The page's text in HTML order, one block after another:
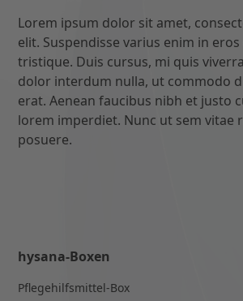
Lorem ipsum dolor sit amet,
elit. Suspendisse varius enim in
tristique. Duis cursus, mi quis
dolor interdum nulla, ut commodo
erat. Aenean faucibus nibh et justo
lorem imperdiet. Nunc ut sem vitae
posuere.
hysana-Boxen
Pflegehilfsmittel-Box